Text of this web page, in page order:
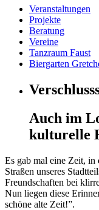
Veranstaltungen
Projekte
Beratung
Vereine
Tanzraum Faust
Biergarten
Auch im
kulturelle
Es gab mal eine Zeit, in
Straßen unseres
Freundschaften bei
Nun liegen diese
schöne alte Zeit!”.